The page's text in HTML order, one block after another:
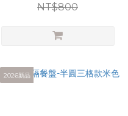
NT$800
2026新品